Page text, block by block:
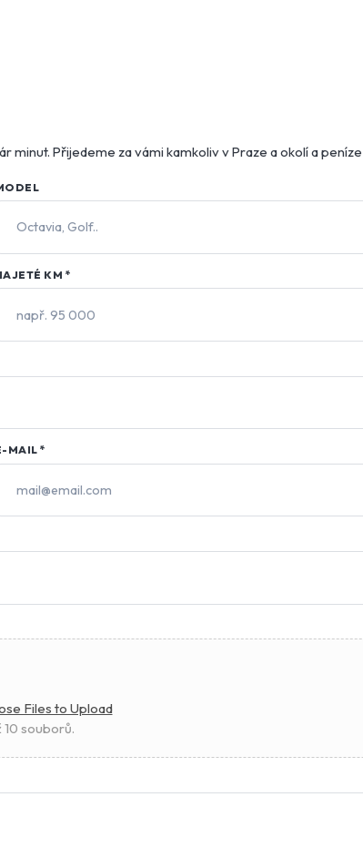
Přijedeme za vámi kamkoliv v Praze a okolí a
KM *
MAIL*
Files to Upload
souborů.